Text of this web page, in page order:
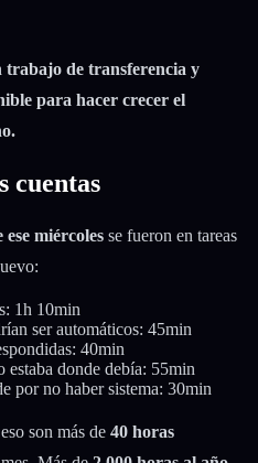
trabajo de transferencia y
para hacer crecer el
cuentas
miércoles se fueron en tareas
1h 10min
ser automáticos: 45min
40min
donde debía: 55min
por no haber sistema: 30min
son más de 40 horas